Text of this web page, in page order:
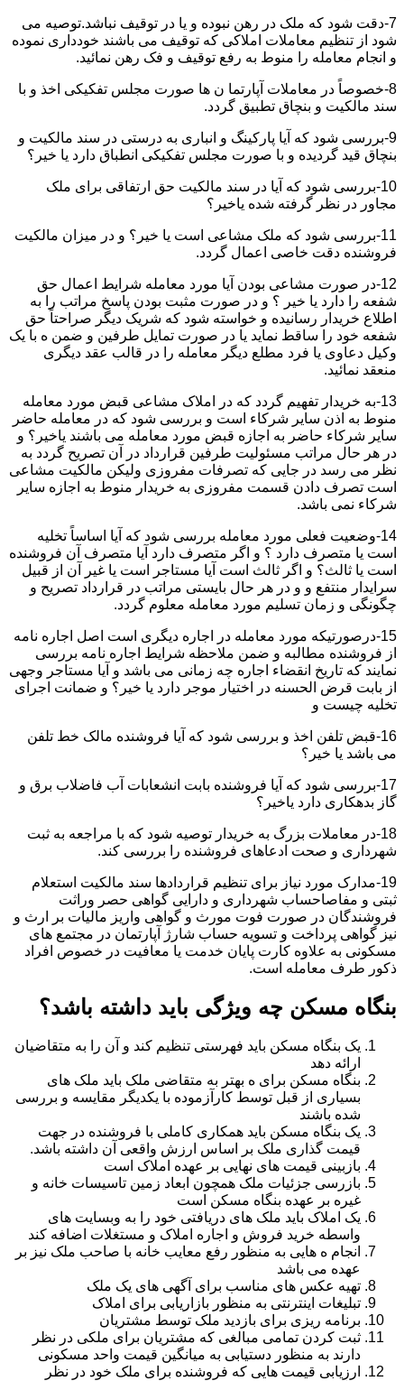
7-دقت شود که ملک در رهن نبوده و یا در توقیف نباشد.توصیه می
شود از تنظیم معاملات املاکی که توقیف می باشند خودداری نموده
و انجام معامله را منوط به رفع توقیف و فک رهن نمائید.
8-خصوصاً در معاملات آپارتما ن ها صورت مجلس تفکیکی اخذ و با
سند مالکیت و بنچاق تطبیق گردد.
9-بررسی شود که آیا پارکینگ و انباری به درستی در سند مالکیت و
بنچاق قید گردیده و با صورت مجلس تفکیکی انطباق دارد یا خیر؟
10-بررسی شود که آیا در سند مالکیت حق ارتفاقی برای ملک
مجاور در نظر گرفته شده یاخیر؟
11-بررسی شود که ملک مشاعی است یا خیر؟ و در میزان مالکیت
فروشنده دقت خاصی اعمال گردد.
12-در صورت مشاعی بودن آیا مورد معامله شرایط اعمال حق
شفعه را دارد یا خیر ؟ و در صورت مثبت بودن پاسخ مراتب را به
اطلاع خریدار رسانیده و خواسته شود که شریک دیگر صراحتاً حق
شفعه خود را ساقط نماید یا در صورت تمایل طرفین و ضمن ه با یک
وکیل دعاوی یا فرد مطلع دیگر معامله را در قالب عقد دیگری
منعقد نمائید.
13-به خریدار تفهیم گردد که در املاک مشاعی قبض مورد معامله
منوط به اذن سایر شرکاء است و بررسی شود که در معامله حاضر
سایر شرکاء حاضر به اجازه قبض مورد معامله می باشند یاخیر؟ و
در هر حال مراتب مسئولیت طرفین قرارداد در آن تصریح گردد به
نظر می رسد در جایی که تصرفات مفروزی ولیکن مالکیت مشاعی
است تصرف دادن قسمت مفروزی به خریدار منوط به اجازه سایر
شرکاء نمی باشد.
14-وضعیت فعلی مورد معامله بررسی شود که آیا اساساً تخلیه
است یا متصرف دارد ؟ و اگر متصرف دارد آیا متصرف آن فروشنده
است یا ثالث؟ و اگر ثالث است آیا مستاجر است یا غیر آن از قبیل
سرایدار منتفع و و در هر حال بایستی مراتب در قرارداد تصریح و
چگونگی و زمان تسلیم مورد معامله معلوم گردد.
15-درصورتیکه مورد معامله در اجاره دیگری است اصل اجاره نامه
از فروشنده مطالبه و ضمن ملاحظه شرایط اجاره نامه بررسی
نمایند که تاریخ انقضاء اجاره چه زمانی می باشد و آیا مستاجر وجهی
از بابت قرض الحسنه در اختیار موجر دارد یا خیر؟ و ضمانت اجرای
تخلیه چیست و
16-قبض تلفن اخذ و بررسی شود که آیا فروشنده مالک خط تلفن
می باشد یا خیر؟
17-بررسی شود که آیا فروشنده بابت انشعابات آب فاضلاب برق و
گاز بدهکاری دارد یاخیر؟
18-در معاملات بزرگ به خریدار توصیه شود که با مراجعه به ثبت
شهرداری و صحت ادعاهای فروشنده را بررسی کند.
19-مدارک مورد نیاز برای تنظیم قراردادها سند مالکیت استعلام
ثبتی و مفاصاحساب شهرداری و دارایی گواهی حصر وراثت
فروشندگان در صورت فوت مورث و گواهی واریز مالیات بر ارث و
نیز گواهی پرداخت و تسویه حساب شارژ آپارتمان در مجتمع های
مسکونی به علاوه کارت پایان خدمت یا معافیت در خصوص افراد
ذکور طرف معامله است.
بنگاه مسکن چه ویژگی باید داشته باشد؟
یک بنگاه مسکن باید فهرستی تنظیم کند و آن را به متقاضیان
ارائه دهد
بنگاه مسکن برای ه بهتر به متقاضی ملک باید ملک های
بسیاری از قبل توسط کارآزموده با یکدیگر مقایسه و بررسی
شده باشند
یک بنگاه مسکن باید همکاری کاملی با فروشنده در جهت
قیمت گذاری ملک بر اساس ارزش واقعی آن داشته باشد.
بازبینی قیمت های نهایی بر عهده املاک است
بازرسی جزئیات ملک همچون ابعاد زمین تاسیسات خانه و
غیره بر عهده بنگاه مسکن است
یک املاک باید ملک های دریافتی خود را به وبسایت های
واسطه خرید فروش و اجاره املاک و مستغلات اضافه کند
انجام ه هایی به منظور رفع معایب خانه با صاحب ملک نیز بر
عهده می باشد
تهیه عکس های مناسب برای آگهی های یک ملک
تبلیغات اینترنتی به منظور بازاریابی برای املاک
برنامه ریزی برای بازدید ملک توسط مشتریان
ثبت کردن تمامی مبالغی که مشتریان برای ملکی در نظر
دارند به منظور دستیابی به میانگین قیمت واحد مسکونی
ارزیابی قیمت هایی که فروشنده برای ملک خود در نظر